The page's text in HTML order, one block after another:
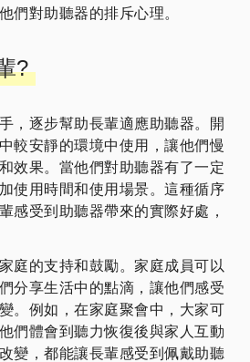
們對助聽器的排斥心理。
?
，逐步幫助長輩適應助聽器。開
較安靜的環境中使用，讓他們慢
效果。當他們對助聽器有了一定
使用時間和使用場景。這種循序
感受到助聽器帶來的實際好處，
庭的支持和鼓勵。家庭成員可以
分享生活中的點滴，讓他們感受
。例如，在家庭聚會中，大家可
們體會到聽力恢復後與家人互動
變，都能讓長輩感受到佩戴助聽